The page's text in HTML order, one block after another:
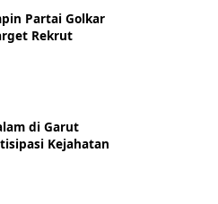
Partai Golkar
Rekrut
di Garut
Kejahatan